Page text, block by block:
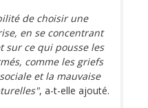
de choisir une
en se concentrant
sur ce qui pousse les
comme les griefs
et la mauvaise
, a-t-elle ajouté.